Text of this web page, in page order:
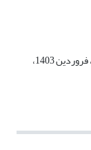
دوره 48، 124-125 - شماره پیاپی 124، فروردین 1403،